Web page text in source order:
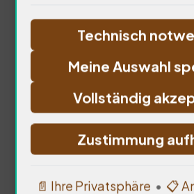
Der Glaube hat
Technisch
Meine Auswahl
Vollständig
Zustimmung
📄 Ihre Privatsphäre • 📋